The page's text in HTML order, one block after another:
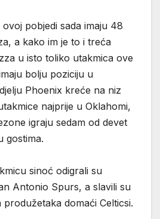
pobjedi sada imaju 48
a kako im je to i treća
u isto toliko utakmica ove
bolju poziciju u
Phoenix kreće na niz
najprije u Oklahomi,
igraju sedam od devet
gostima.
sinoć odigrali su
Antonio Spurs, a slavili su
domaći Celticsi.